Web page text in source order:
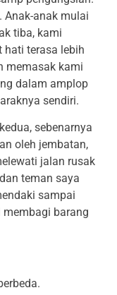
Anak-anak mulai
tiba, kami
hati terasa lebih
memasak kami
dalam amplop
sendiri.
sebenarnya
oleh jembatan,
jalan rusak
teman saya
sampai
barang